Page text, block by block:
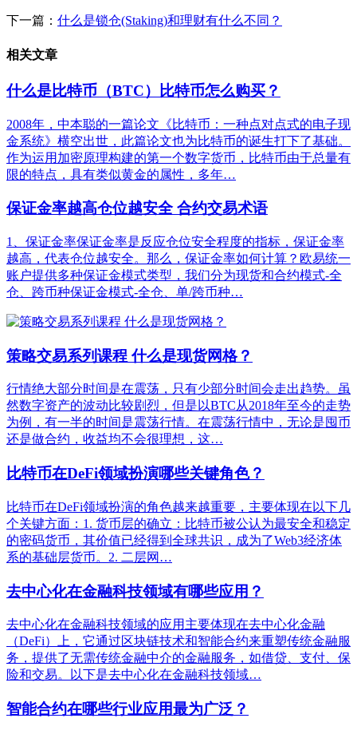
下一篇： 什么是锁仓(Staking)和理财有什么不同？
相关文章
什么是比特币（BTC）比特币怎么购买？
2008年，中本聪的一篇论文《比特币：一种点对点式的电子现
金系统》横空出世，此篇论文也为比特币的诞生打下了基础。
作为运用加密原理构建的第一个数字货币，比特币由于总量有
限的特点，具有类似黄金的属性，多年…
保证金率越高仓位越安全 合约交易术语
1、保证金率保证金率是反应仓位安全程度的指标，保证金率
越高，代表仓位越安全。那么，保证金率如何计算？欧易统一
账户提供多种保证金模式类型，我们分为现货和合约模式-全
仓、跨币种保证金模式-全仓、单/跨币种…
策略交易系列课程 什么是现货网格？
行情绝大部分时间是在震荡，只有少部分时间会走出趋势。虽
然数字资产的波动比较剧烈，但是以BTC从2018年至今的走势
为例，有一半的时间是震荡行情。在震荡行情中，无论是囤币
还是做合约，收益均不会很理想，这…
比特币在DeFi领域扮演哪些关键角色？
比特币在DeFi领域扮演的角色越来越重要，主要体现在以下几
个关键方面：1. 货币层的确立：比特币被公认为最安全和稳定
的密码货币，其价值已经得到全球共识，成为了Web3经济体
系的基础层货币。2. 二层网…
去中心化在金融科技领域有哪些应用？
去中心化在金融科技领域的应用主要体现在去中心化金融
（DeFi）上，它通过区块链技术和智能合约来重塑传统金融服
务，提供了无需传统金融中介的金融服务，如借贷、支付、保
险和交易。以下是去中心化在金融科技领域…
智能合约在哪些行业应用最为广泛？